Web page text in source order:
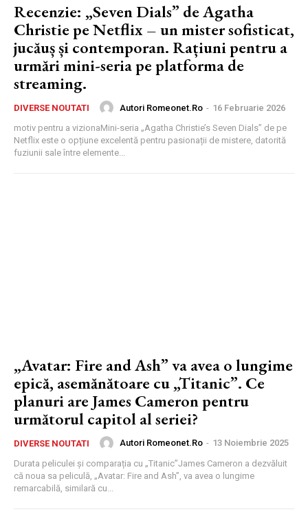
Recenzie: „Seven Dials” de Agatha
Christie pe Netflix – un mister sofisticat,
jucăuș și contemporan. Rațiuni pentru a
urmări mini-seria pe platforma de
streaming.
DIVERSE NOUTATI Autori Romeonet.ro - 16 Februarie 2026
motiv pentru a vizionaMini-seria „Agatha Christie’s Seven Dials” de pe
Netflix este o opțiune excelentă pentru pasionații de mistere, datorită
fuziunii sale între elemente...
„Avatar: Fire and Ash” va avea o lungime
epică, asemănătoare cu „Titanic”. Ce
planuri are James Cameron pentru
următorul capitol al seriei?
DIVERSE NOUTATI Autori Romeonet.ro - 13 Noiembrie 2025
Durata peliculei și comparația cu „Titanic”James Cameron a dezvăluit
că noua sa peliculă, „Avatar: Fire and Ash”, va avea o lungime
remarcabilă, similară cu...